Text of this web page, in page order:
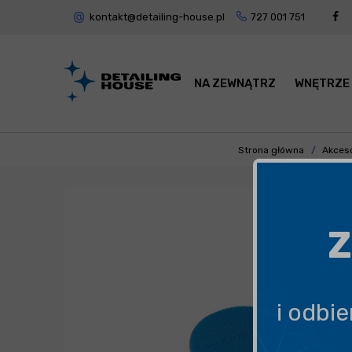
kontakt@detailing-house.pl 727 001 751
NA ZEWNĄTRZ WNĘTRZE
Strona główna
i